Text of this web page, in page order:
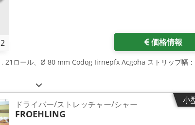
2 価格情報
, 21ロール、Ø 80 mm Codog Iirnepfx Acgoha ストリップ幅
小
ドライバー/ストレッチャー/シャー
FROEHLING